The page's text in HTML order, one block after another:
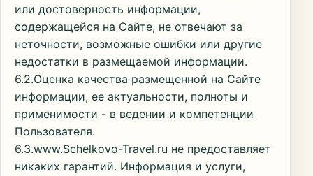
или достоверность информации,
содержащейся на Сайте, не отвечают за
неточности, возможные ошибки или другие
недостатки в размещаемой информации.
6.2.Оценка качества размещенной на Сайте
информации, ее актуальности, полноты и
применимости - в ведении и компетенции
Пользователя.
6.3.www.Schelkovo-Travel.ru не предоставляет
никаких гарантий. Информация и услуги,